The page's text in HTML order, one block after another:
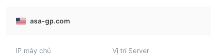
asa-gp.com
IP máy chủ
Vị trí Server